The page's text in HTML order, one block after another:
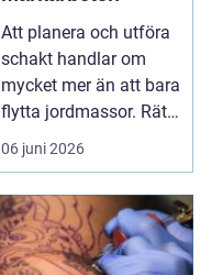
Att planera och utföra
schakt handlar om
mycket mer än att bara
flytta jordmassor. Rätt
metod, rätt ...
06 juni 2026